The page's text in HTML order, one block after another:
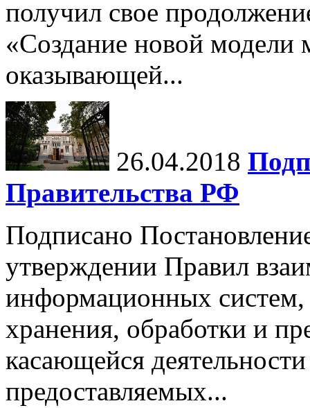
получил свое
«Создание новой модели
оказывающей...
26.04.2018
Правительства РФ
Подписано
утверждении Правил
информационных систем,
хранения, обработки и
касающейся
предоставляемых...